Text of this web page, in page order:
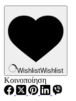
WishlistWishlist
Κοινοποίηση